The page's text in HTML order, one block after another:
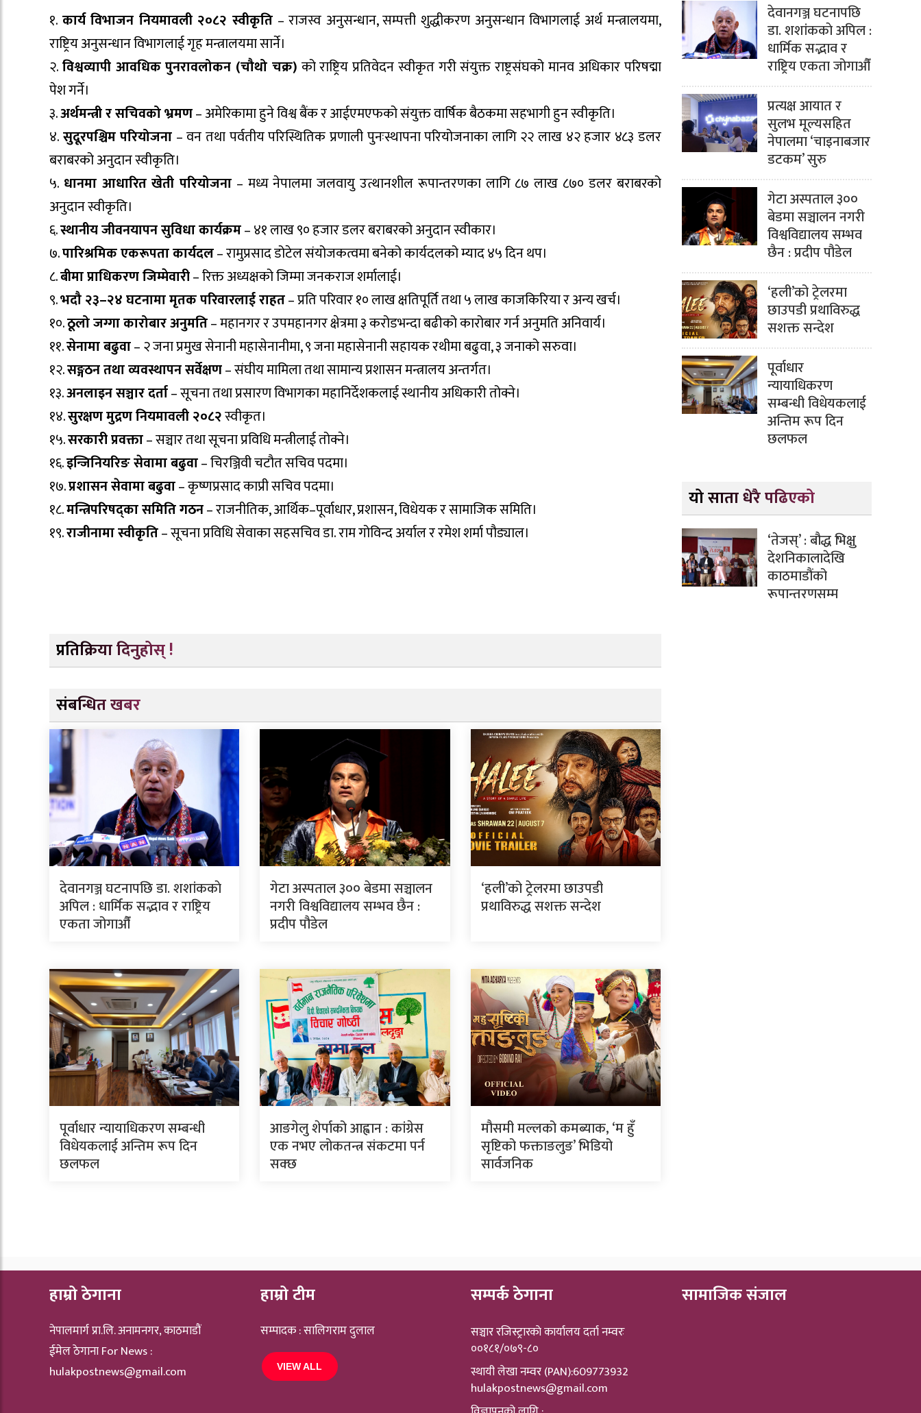
१. कार्य विभाजन नियमावली २०८२ स्वीकृति – राजस्व अनुसन्धान, सम्पत्ती शुद्धीकरण अनुसन्धान विभागलाई अर्थ मन्त्रालयमा,
राष्ट्रिय अनुसन्धान विभागलाई गृह मन्त्रालयमा सार्ने।
२.विश्वव्यापी आवधिक पुनरावलोकन (चौथो चक्र) को राष्ट्रिय प्रतिवेदन स्वीकृत गरी संयुक्त राष्ट्रसंघको मानव अधिकार परिषद्मा
पेश गर्ने।
३.अर्थमन्त्री र सचिवको भ्रमण– अमेरिकामा हुने विश्व बैंक र आईएमएफको संयुक्त वार्षिक बैठकमा सहभागी हुन स्वीकृति।
४.सुदूरपश्चिम परियोजना – वन तथा पर्वतीय परिस्थितिक प्रणाली पुनःस्थापना परियोजनाका लागि २२ लाख ४२ हजार ४८३ डलर
बराबरको अनुदान स्वीकृति।
५. धानमा आधारित खेती परियोजना – मध्य नेपालमा जलवायु उत्थानशील रूपान्तरणका लागि ८७ लाख ८७० डलर बराबरको
अनुदान स्वीकृति।
६.स्थानीय जीवनयापन सुविधा कार्यक्रम– ४१ लाख ९० हजार डलर बराबरको अनुदान स्वीकार।
७.पारिश्रमिक एकरूपता कार्यदल– रामुप्रसाद डोटेल संयोजकत्वमा बनेको कार्यदलको म्याद ४५ दिन थप।
८.बीमा प्राधिकरण जिम्मेवारी– रिक्त अध्यक्षको जिम्मा जनकराज शर्मालाई।
९.भदौ २३–२४ घटनामा मृतक परिवारलाई राहत– प्रति परिवार १० लाख क्षतिपूर्ति तथा ५ लाख काजकिरिया र अन्य खर्च।
१०.ठूलो जग्गा कारोबार अनुमति– महानगर र उपमहानगर क्षेत्रमा ३ करोडभन्दा बढीको कारोबार गर्न अनुमति अनिवार्य।
११.सेनामा बढुवा– २ जना प्रमुख सेनानी महासेनानीमा, ९ जना महासेनानी सहायक रथीमा बढुवा, ३ जनाको सरुवा।
१२.सङ्गठन तथा व्यवस्थापन सर्वेक्षण– संघीय मामिला तथा सामान्य प्रशासन मन्त्रालय अन्तर्गत।
१३.अनलाइन सञ्चार दर्ता– सूचना तथा प्रसारण विभागका महानिर्देशकलाई स्थानीय अधिकारी तोक्ने।
१४.सुरक्षण मुद्रण नियमावली २०८२स्वीकृत।
१५.सरकारी प्रवक्ता– सञ्चार तथा सूचना प्रविधि मन्त्रीलाई तोक्ने।
१६.इन्जिनियरिङ सेवामा बढुवा– चिरञ्जिवी चटौत सचिव पदमा।
१७.प्रशासन सेवामा बढुवा– कृष्णप्रसाद काप्री सचिव पदमा।
१८.मन्त्रिपरिषद्का समिति गठन– राजनीतिक, आर्थिक–पूर्वाधार, प्रशासन, विधेयक र सामाजिक समिति।
१९.राजीनामा स्वीकृति– सूचना प्रविधि सेवाका सहसचिव डा. राम गोविन्द अर्याल र रमेश शर्मा पौड्याल।
प्रतिक्रिया दिनुहोस् !
संबन्धित खबर
देवानगञ्ज घटनापछि डा. शशांककाे
अपिल : धार्मिक सद्भाव र राष्ट्रिय
एकता जोगाऔँ
गेटा अस्पताल ३०० बेडमा सञ्चालन
नगरी विश्वविद्यालय सम्भव छैन :
प्रदीप पौडेल
‘हली’को ट्रेलरमा छाउपडी
प्रथाविरुद्ध सशक्त सन्देश
पूर्वाधार न्यायाधिकरण सम्बन्धी
विधेयकलाई अन्तिम रूप दिन
छलफल
आङगेलु शेर्पाको आह्वान : कांग्रेस
एक नभए लोकतन्त्र संकटमा पर्न
सक्छ
मौसमी मल्लको कमब्याक, ‘म हुँ
सृष्टिको फक्ताङलुङ’ भिडियो
सार्वजनिक
देवानगञ्ज घटनापछि
डा. शशांककाे अपिल :
धार्मिक सद्भाव र
राष्ट्रिय एकता जोगाऔँ
प्रत्यक्ष आयात र
सुलभ मूल्यसहित
नेपालमा ‘चाइनाबजार
डटकम’ सुरु
गेटा अस्पताल ३००
बेडमा सञ्चालन नगरी
विश्वविद्यालय सम्भव
छैन : प्रदीप पौडेल
‘हली’को ट्रेलरमा
छाउपडी प्रथाविरुद्ध
सशक्त सन्देश
पूर्वाधार
न्यायाधिकरण
सम्बन्धी विधेयकलाई
अन्तिम रूप दिन
छलफल
यो साता धेरै पढिएको
‘तेजस्’ : बौद्ध भिक्षु
देशनिकालादेखि
काठमाडौंको
रूपान्तरणसम्म
हाम्रो ठेगाना
नेपालमार्ग प्रा.लि. अनामनगर, काठमाडौं
ईमेल ठेगाना For News :
hulakpostnews@gmail.com
हाम्रो टीम
सम्पादक : सालिगराम दुलाल
VIEW ALL
सम्पर्क ठेगाना
सञ्चार रजिस्ट्रारकाे कार्यालय दर्ता नम्वरः
००१८१/०७९-८०
स्थायी लेखा नम्वर (PAN):609773932
hulakpostnews@gmail.com
सामाजिक संजाल